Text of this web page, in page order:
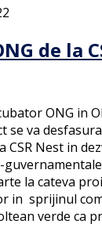
de la
ONG in
se va
CSR Nest in
la cateva
in sprijinul
verde ca